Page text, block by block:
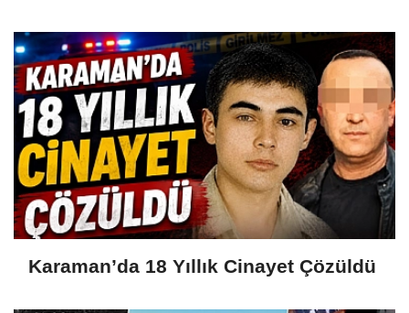
Karaman’da 18 Yıllık Cinayet Çözüldü